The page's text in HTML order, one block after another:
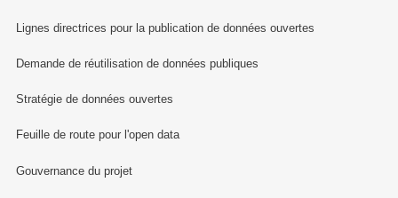
Lignes directrices pour la publication de données ouvertes
Demande de réutilisation de données publiques
Stratégie de données ouvertes
Feuille de route pour l'open data
Gouvernance du projet